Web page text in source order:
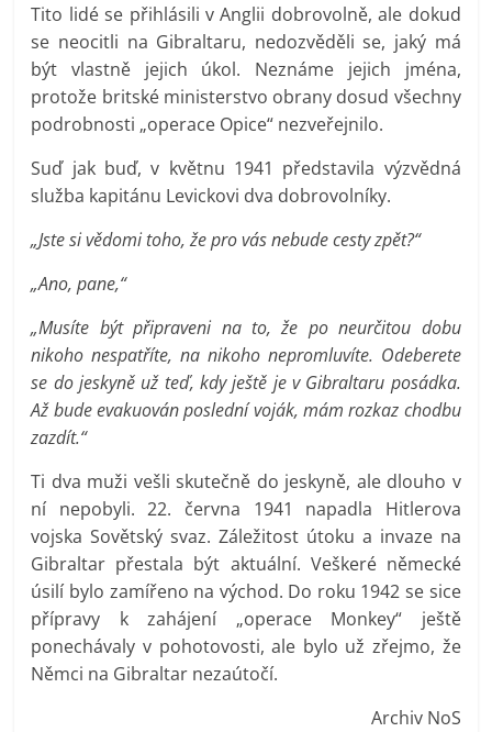
Tito lidé se přihlásili v Anglii dobrovolně, ale dokud
se neocitli na Gibraltaru, nedozvěděli se, jaký má
být vlastně jejich úkol. Neznáme jejich jména,
protože britské ministerstvo obrany dosud všechny
podrobnosti „operace Opice“ nezveřejnilo.
Suď jak buď, v květnu 1941 představila výzvědná
služba kapitánu Levickovi dva dobrovolníky.
„Jste si vědomi toho, že pro vás nebude cesty zpět?“
„Ano, pane,“
„Musíte být připraveni na to, že po neurčitou dobu
nikoho nespatříte, na nikoho nepromluvíte. Odeberete
se do jeskyně už teď, kdy ještě je v Gibraltaru posádka.
Až bude evakuován poslední voják, mám rozkaz chodbu
zazdít.“
Ti dva muži vešli skutečně do jeskyně, ale dlouho v
ní nepobyli. 22. června 1941 napadla Hitlerova
vojska Sovětský svaz. Záležitost útoku a invaze na
Gibraltar přestala být aktuální. Veškeré německé
úsilí bylo zamířeno na východ. Do roku 1942 se sice
přípravy k zahájení „operace Monkey“ ještě
ponechávaly v pohotovosti, ale bylo už zřejmo, že
Němci na Gibraltar nezaútočí.
Archiv NoS